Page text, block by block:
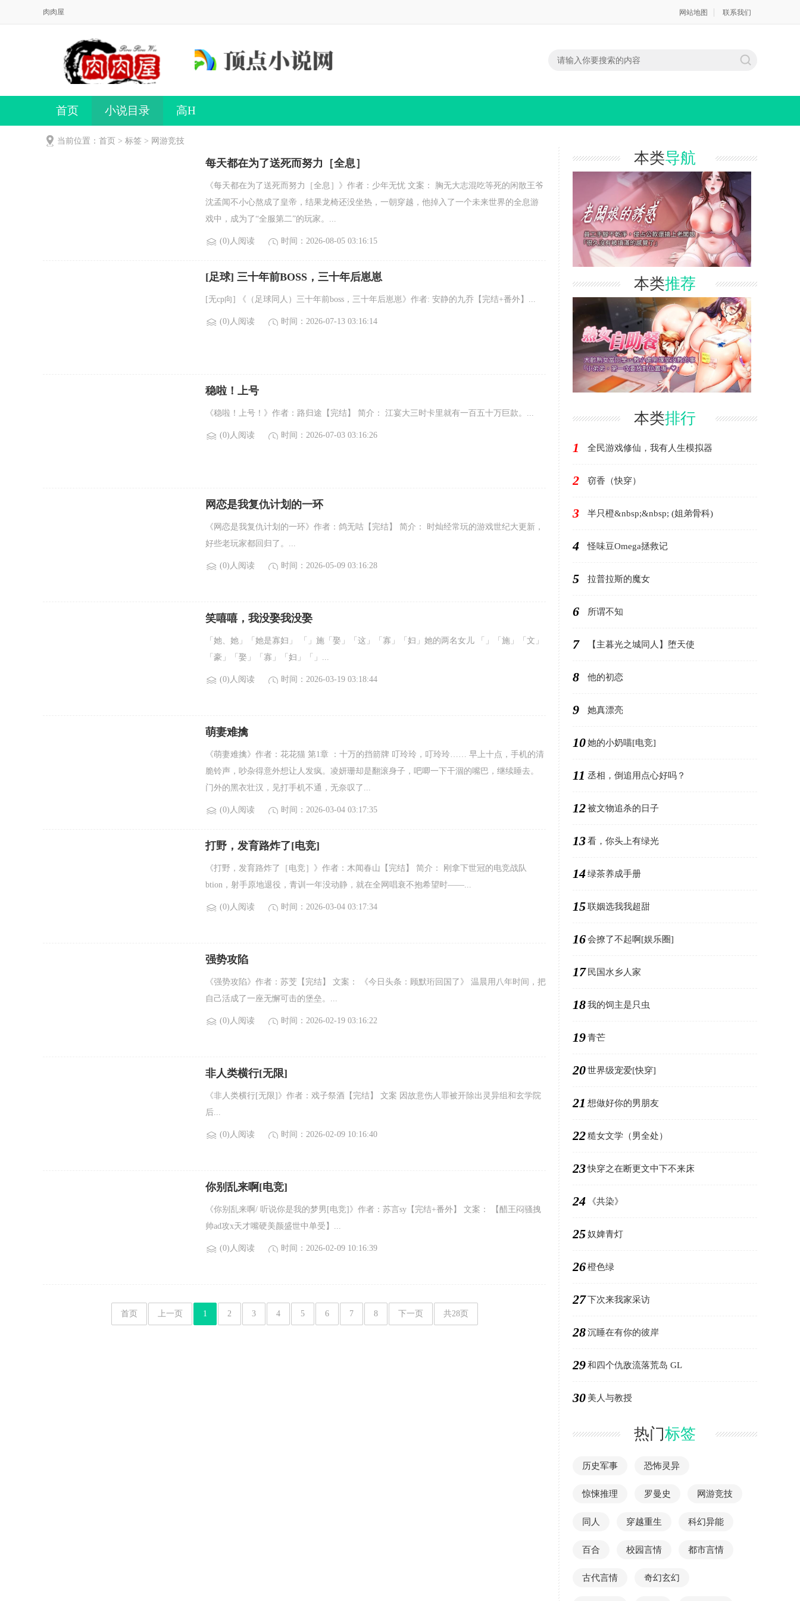
肉肉屋 网站地图 联系我们
首页 小说目录 高H
当前位置：首页 > 标签 > 网游竞技
每天都在为了送死而努力［全息］
《每天都在为了送死而努力［全息］》作者：少年无忧 文案： 胸无大志混吃等死的闲散王爷
沈孟闻不小心熬成了皇帝，结果龙椅还没坐热，一朝穿越，他掉入了一个未来世界的全息游
戏中，成为了“全服第二”的玩家。...
(0)人阅读 时间：2026-08-05 03:16:15
[足球] 三十年前BOSS，三十年后崽崽
[无cp向] 《（足球同人）三十年前boss，三十年后崽崽》作者: 安静的九乔【完结+番外】...
(0)人阅读 时间：2026-07-13 03:16:14
稳啦！上号
《稳啦！上号！》作者：路归途【完结】 简介： 江宴大三时卡里就有一百五十万巨款。...
(0)人阅读 时间：2026-07-03 03:16:26
网恋是我复仇计划的一环
《网恋是我复仇计划的一环》作者：鸽无咕【完结】 简介： 时灿经常玩的游戏世纪大更新，
好些老玩家都回归了。...
(0)人阅读 时间：2026-05-09 03:16:28
笑嘻嘻，我没娶我没娶
「她、她」「她是寡妇」 「」施「娶」「这」「寡」「妇」她的两名女儿 「」「施」「文」
「豪」「娶」「寡」「妇」「」...
(0)人阅读 时间：2026-03-19 03:18:44
萌妻难擒
《萌妻难擒》作者：花花猫 第1章 ：十万的挡箭牌 叮玲玲，叮玲玲…… 早上十点，手机的清
脆铃声，吵杂得意外想让人发疯。凌妍珊却是翻滚身子，吧唧一下干涸的嘴巴，继续睡去。
门外的黑衣壮汉，见打手机不通，无奈叹了...
(0)人阅读 时间：2026-03-04 03:17:35
打野，发育路炸了[电竞]
《打野，发育路炸了［电竞］》作者：木闻春山【完结】 简介： 刚拿下世冠的电竞战队
btion，射手原地退役，青训一年没动静，就在全网唱衰不抱希望时——...
(0)人阅读 时间：2026-03-04 03:17:34
强势攻陷
《强势攻陷》作者：苏芠【完结】 文案： 《今日头条：顾默珩回国了》 温晨用八年时间，把
自己活成了一座无懈可击的堡垒。...
(0)人阅读 时间：2026-02-19 03:16:22
非人类横行[无限]
《非人类横行[无限]》作者：戏子祭酒【完结】 文案 因故意伤人罪被开除出灵异组和玄学院
后...
(0)人阅读 时间：2026-02-09 10:16:40
你别乱来啊[电竞]
《你别乱来啊/ 听说你是我的梦男[电竞]》作者：苏言sy【完结+番外】 文案： 【醋王闷骚拽
帅ad攻x天才嘴硬美颜盛世中单受】...
(0)人阅读 时间：2026-02-09 10:16:39
首页 上一页 1 2 3 4 5 6 7 8 下一页 共28页
本类导航
本类推荐
本类排行
1 全民游戏修仙，我有人生模拟器
2 窃香（快穿）
3 半只橙&nbsp;&nbsp; (姐弟骨科)
4 怪味豆Omega拯救记
5 拉普拉斯的魔女
6 所谓不知
7 【主暮光之城同人】堕天使
8 他的初恋
9 她真漂亮
10她的小奶喵[电竞]
11 丞相，倒追用点心好吗？
12被文物追杀的日子
13看，你头上有绿光
14绿茶养成手册
15联姻选我我超甜
16会撩了不起啊[娱乐圈]
17 民国水乡人家
18我的饲主是只虫
19青芒
20世界级宠爱[快穿]
21 想做好你的男朋友
22糙女文学（男全处）
23快穿之在断更文中下不来床
24 《共染》
25奴婢青灯
26橙色绿
27下次来我家采访
28沉睡在有你的彼岸
29和四个仇敌流落荒岛 GL
30 美人与教授
热门标签
历史军事 恐怖灵异
惊悚推理 罗曼史 网游竞技
同人 穿越重生 科幻异能
百合 校园言情 都市言情
古代言情 奇幻玄幻